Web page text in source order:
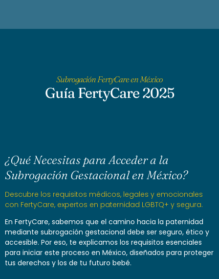
Subrogación FertyCare en México
Guía FertyCare 2025
¿Qué Necesitas para Acceder a la
Subrogación Gestacional en México?
Descubre los requisitos médicos, legales y emocionales
con FertyCare, expertos en paternidad LGBTQ+ y segura.
En FertyCare, sabemos que el camino hacia la paternidad
mediante subrogación gestacional debe ser seguro, ético y
accesible. Por eso, te explicamos los requisitos esenciales
para iniciar este proceso en México, diseñados para proteger
tus derechos y los de tu futuro bebé.